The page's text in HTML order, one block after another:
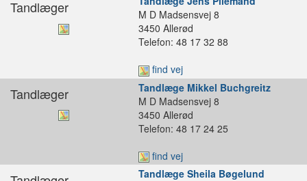
Tandlæger
M D Madsensvej 8
3450 Allerød
Telefon: 48 17 32 88
find vej
Tandlæger
Tandlæge Mikkel Buchgreitz
M D Madsensvej 8
3450 Allerød
Telefon: 48 17 24 25
find vej
Tandlæge Sheila Bøgelund